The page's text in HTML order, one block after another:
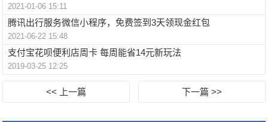
2021-01-06 15:11
腾讯出行服务微信小程序，免费签到3天领现金红包
2021-06-22 15:48
支付宝花呗便利店周卡 每周能省14元新玩法
2019-03-25 12:25
<< 上一篇 下一篇 >>